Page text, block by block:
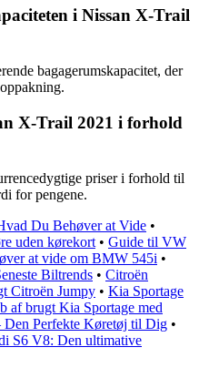
i Nissan X-Trail
bagagerumskapacitet, der
X-Trail 2021 i forhold
priser i forhold til
for pengene.
Du Behøver at Vide •
uden kørekort • Guide til VW
at vide om BMW 545i •
Biltrends • Citroën
Citroën Jumpy • Kia Sportage
af brugt Kia Sportage med
Den Perfekte Køretøj til Dig •
S6 V8: Den ultimative